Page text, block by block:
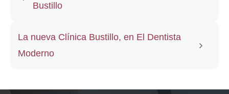
Bustillo
La nueva Clínica Bustillo, en El Dentista
Moderno